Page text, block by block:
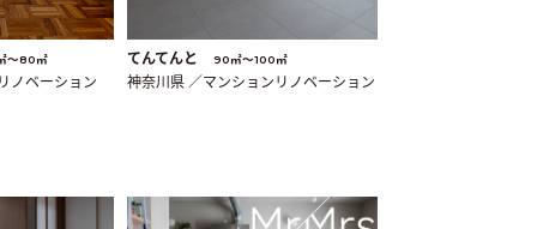
〜80㎡
ノベーション
てんてんと 90㎡〜100㎡
神奈川県 ／マンションリノベーション